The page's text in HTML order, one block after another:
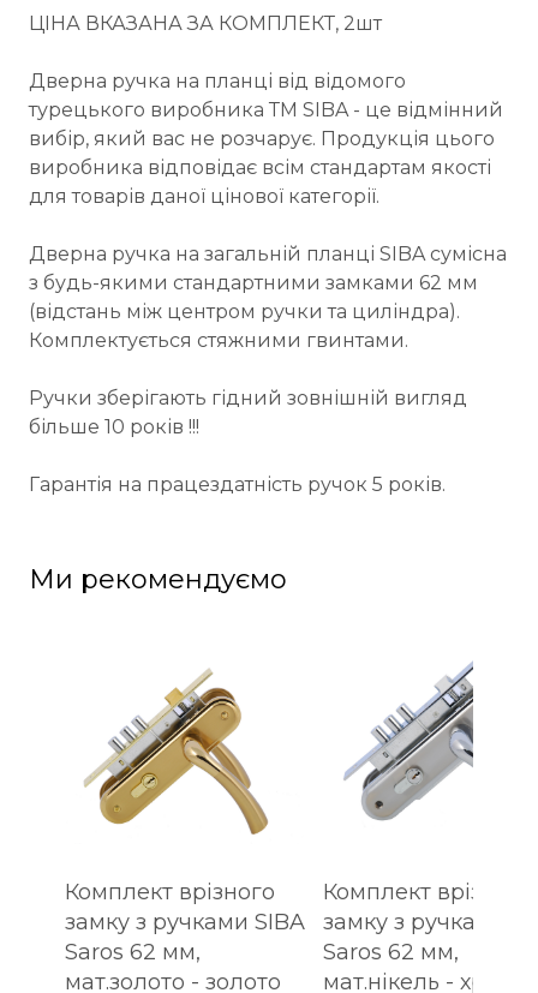
ЦІНА ВКАЗАНА ЗА КОМПЛЕКТ, 2шт
Дверна ручка на планці від відомого
турецького виробника ТМ SIBA - це відмінний
вибір, який вас не розчарує. Продукція цього
виробника відповідає всім стандартам якості
для товарів даної цінової категорії.
Дверна ручка на загальній планці SIBA сумісна
з будь-якими стандартними замками 62 мм
(відстань між центром ручки та циліндра).
Комплектується стяжними гвинтами.
Ручки зберігають гідний зовнішній вигляд
більше 10 років !!!
Гарантія на працездатність ручок 5 років.
Ми рекомендуємо
Комплект врізного
замку з ручками SIBA
Saros 62 мм,
мат.золото - золото
Комплект врізного
замку з ручками
Saros 62 мм,
мат.нікель - хром